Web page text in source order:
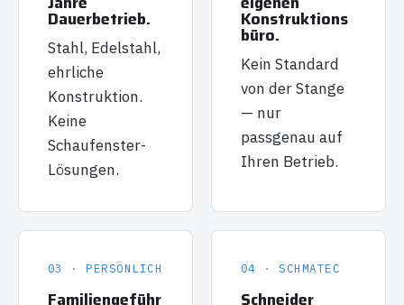
Dauerbetrieb.
Stahl, Edelstahl,
ehrliche
Konstruktion.
Keine
Schaufenster-
Lösungen.
Konstruktions
büro.
Kein Standard
von der Stange
— nur
passgenau auf
Ihren Betrieb.
03 · PERSÖNLICH
Familiengeführ
04 · SCHMATEC
Schneider